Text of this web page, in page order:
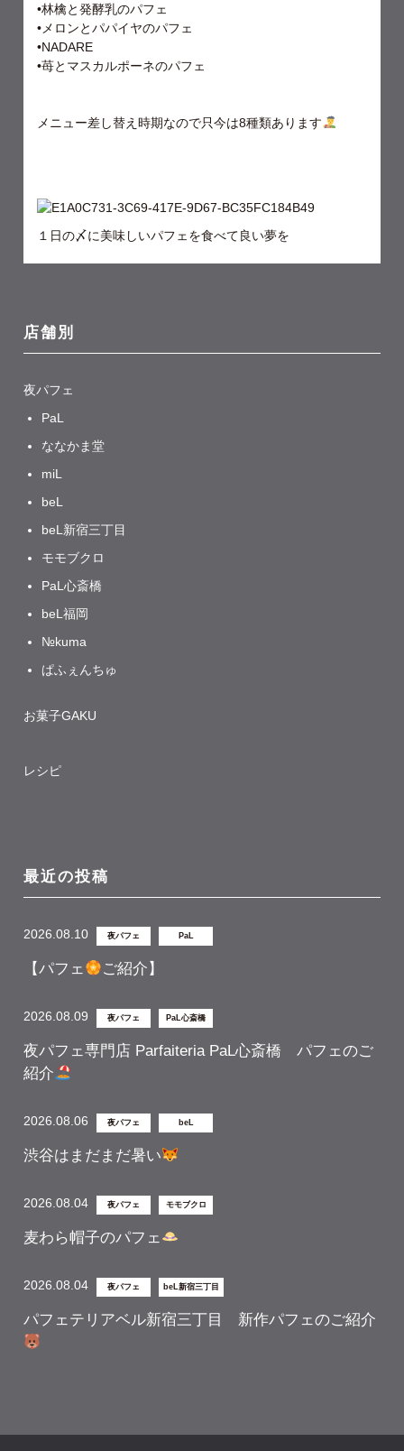
•林檎と発酵乳のパフェ
•メロンとパパイヤのパフェ
•NADARE
•苺とマスカルポーネのパフェ
メニュー差し替え時期なので只今は8種類あります
１日の〆に美味しいパフェを食べて良い夢を
店舗別
夜パフェ
PaL
ななかま堂
miL
beL
beL新宿三丁目
モモブクロ
PaL心斎橋
beL福岡
№kuma
ぱふぇんちゅ
お菓子GAKU
レシピ
最近の投稿
2026.08.10 夜パフェ PaL
【パフェ ご紹介】
2026.08.09 夜パフェ PaL心斎橋
夜パフェ専門店 Parfaiteria PaL心斎橋 パフェのご
紹介
2026.08.06 夜パフェ beL
渋谷はまだまだ暑い
2026.08.04 夜パフェ モモブクロ
麦わら帽子のパフェ
2026.08.04 夜パフェ beL新宿三丁目
パフェテリアベル新宿三丁目 新作パフェのご紹介